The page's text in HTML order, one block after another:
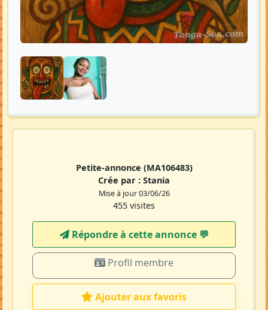
Petite-annonce (MA106483)
Crée par : Stania
Mise à jour 03/06/26
455 visites
Répondre à cette annonce 💬​
Profil membre
Ajouter aux favoris